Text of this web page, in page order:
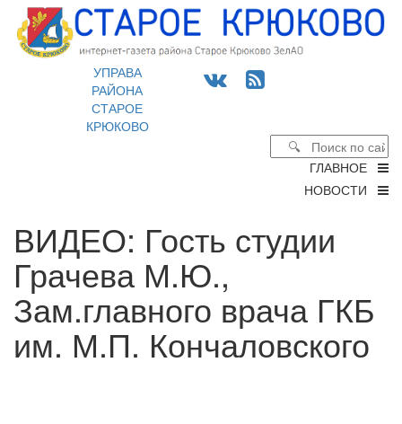
УПРАВА
РАЙОНА
СТАРОЕ
КРЮКОВО
ГЛАВНОЕ
НОВОСТИ
ВИДЕО: Гость студии
Грачева М.Ю.,
Зам.главного врача ГКБ
им. М.П. Кончаловского